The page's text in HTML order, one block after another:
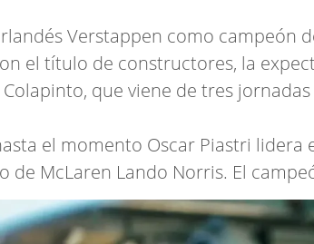
Verstappen como campeón
el título de constructores, la
que viene de tres
el momento Oscar Piastri lidera
de McLaren Lando Norris. El